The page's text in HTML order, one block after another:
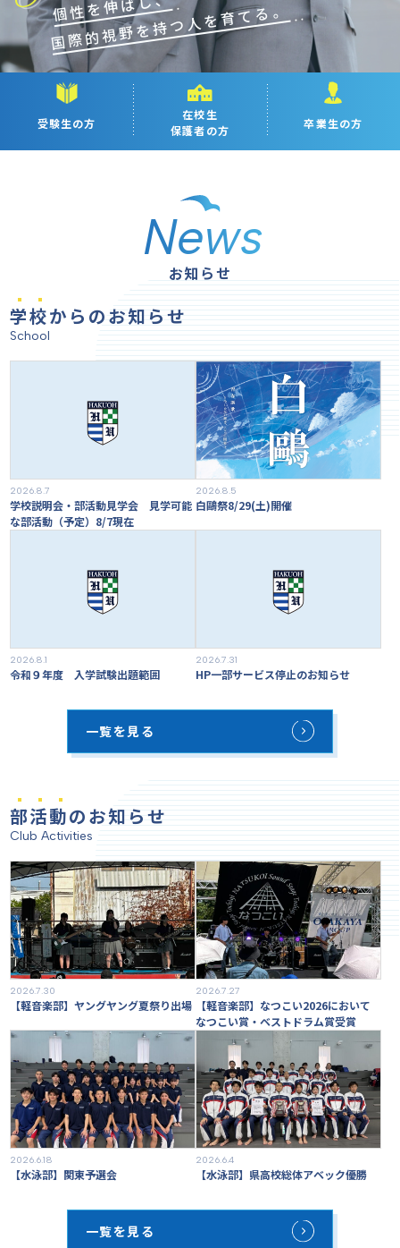
国際的視野を持つ人を育てる。
国際的視野を持つ人を育てる。
受験生の方
在校生
保護者の方
卒業生の方
News
お知らせ
学校からのお知らせ
School
2026.8.7
学校説明会・部活動見学会 見学可能
な部活動（予定）8/7現在
2026.8.5
白鷗祭8/29(土)開催
2026.8.1
令和９年度 入学試験出題範囲
2026.7.31
HP一部サービス停止のお知らせ
一覧を見る
部活動のお知らせ
Club Activities
2026.7.30
【軽音楽部】ヤングヤング夏祭り出場
2026.7.27
【軽音楽部】なつこい2026において
なつこい賞・ベストドラム賞受賞
2026.6.18
【水泳部】関東予選会
2026.6.4
【水泳部】県高校総体アベック優勝
一覧を見る